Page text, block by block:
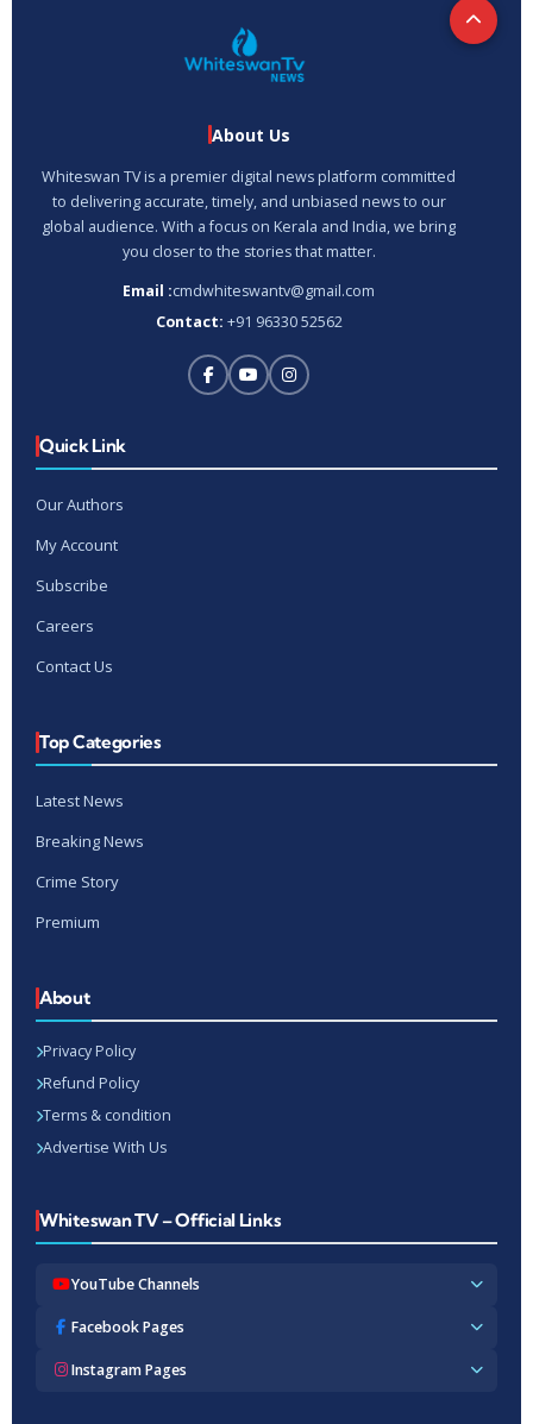
About Us
Whiteswan TV is a premier digital news platform committed
to delivering accurate, timely, and unbiased news to our
global audience. With a focus on Kerala and India, we bring
you closer to the stories that matter.
Email :cmdwhiteswantv@gmail.com
Contact: +91 96330 52562
Quick Link
Our Authors
My Account
Subscribe
Careers
Contact Us
Top Categories
Latest News
Breaking News
Crime Story
Premium
About
Privacy Policy
Refund Policy
Terms & condition
Advertise With Us
Whiteswan TV – Official Links
YouTube Channels
Whiteswan TV News
Whiteswan Kerala
Facebook Pages
Whiteswan TV News
Instagram Pages